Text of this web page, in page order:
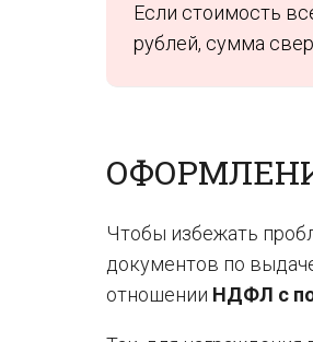
Если стоимость
рублей, сумма
Чтобы избежать
документов по
отношении НДФЛ с